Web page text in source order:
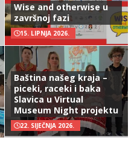
Wise and otherwise u
završnoj fazi
15. LIPNJA 2026.
Baština našeg kraja –
piceki, raceki i baka
Slavica u Virtual
Museum Night projektu
22. SIJEČNJA 2026.